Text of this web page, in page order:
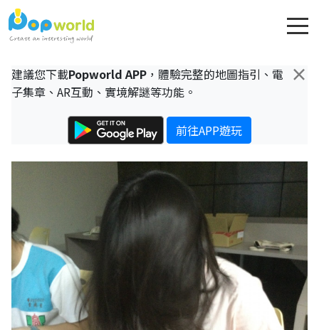
×
建議您下載Popworld APP ，體驗完整的地圖指引、電
子集章、AR互動、實境解謎等功能。
前往APP遊玩